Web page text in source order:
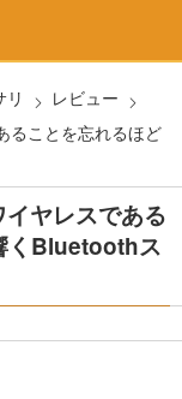
リ
レビュー
ることを忘れるほど
ヤレスである
くBluetoothス